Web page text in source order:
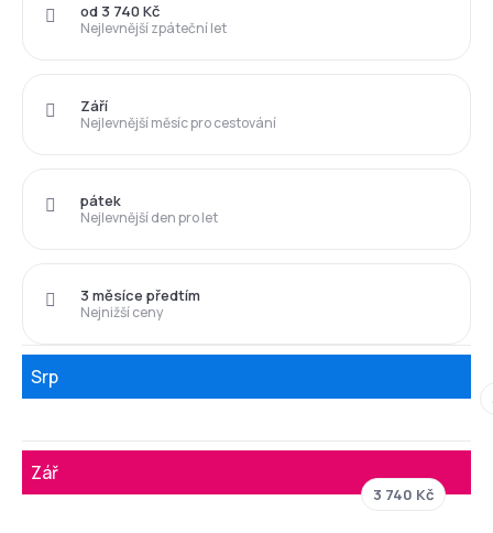
Nejlevnější zpáteční let
od 3 740 Kč
Nejlevnější měsíc pro cestování
Září
Nejlevnější den pro let
pátek
Nejnižší ceny
3 měsíce předtím
Srp
Zář
3 740 Kč